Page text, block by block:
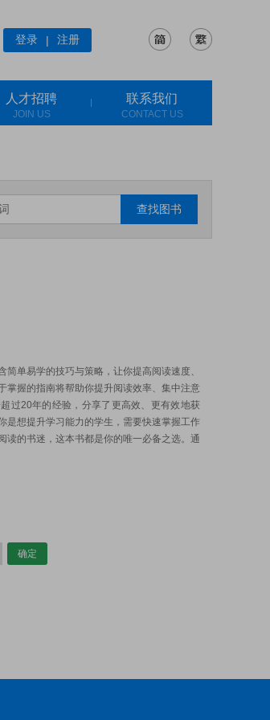
登录 | 注册
人才招聘
JOIN US
联系我们
CONTACT US
查找图书
单易学的技巧与策略，让你提高阅读速度、
掌握的指南将帮助你提升阅读效率、集中注意
过20年的经验，分享了更高效、更有效地获
是想提升学习能力的学生，需要快速掌握工作
读的书迷，这本书都是你的唯一必备之选。通